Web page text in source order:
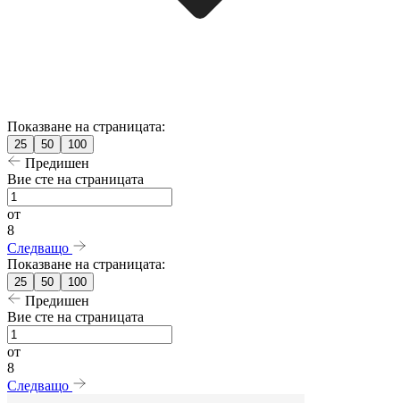
Показване на страницата:
25 50 100
Предишен
Вие сте на страницата
от
8
Следващо
Показване на страницата:
25 50 100
Предишен
Вие сте на страницата
от
8
Следващо